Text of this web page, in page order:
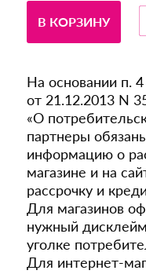
В КОРЗИНУ
На основании п.
от 21.12.2013 N
«О
партнеры
информацию о
магазине и на
рассрочку и
Для магазинов
нужный
уголке
Для интернет-